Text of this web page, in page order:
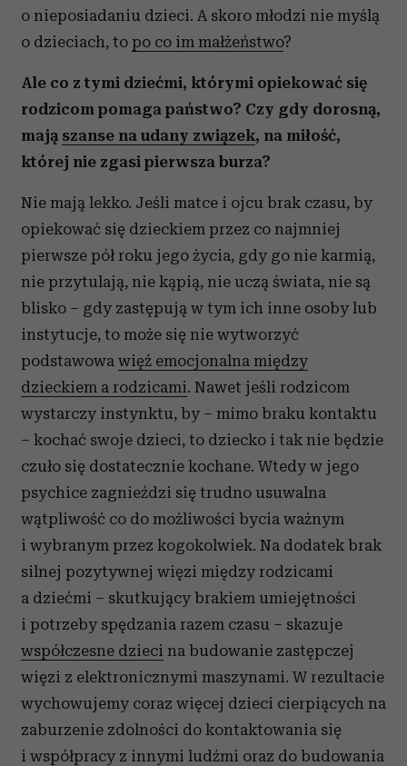
o nieposiadaniu dzieci. A skoro młodzi nie myślą
o dzieciach, to po co im małżeństwo?
Ale co z tymi dziećmi, którymi opiekować się
rodzicom pomaga państwo? Czy gdy dorosną,
mają szanse na udany związek, na miłość,
której nie zgasi pierwsza burza?
Nie mają lekko. Jeśli matce i ojcu brak czasu, by
opiekować się dzieckiem przez co najmniej
pierwsze pół roku jego życia, gdy go nie karmią,
nie przytulają, nie kąpią, nie uczą świata, nie są
blisko – gdy zastępują w tym ich inne osoby lub
instytucje, to może się nie wytworzyć
podstawowa więź emocjonalna między
dzieckiem a rodzicami. Nawet jeśli rodzicom
wystarczy instynktu, by – mimo braku kontaktu
– kochać swoje dzieci, to dziecko i tak nie będzie
czuło się dostatecznie kochane. Wtedy w jego
psychice zagnieździ się trudno usuwalna
wątpliwość co do możliwości bycia ważnym
i wybranym przez kogokolwiek. Na dodatek brak
silnej pozytywnej więzi między rodzicami
a dziećmi – skutkujący brakiem umiejętności
i potrzeby spędzania razem czasu – skazuje
współczesne dzieci na budowanie zastępczej
więzi z elektronicznymi maszynami. W rezultacie
wychowujemy coraz więcej dzieci cierpiących na
zaburzenie zdolności do kontaktowania się
i współpracy z innymi ludźmi oraz do budowania